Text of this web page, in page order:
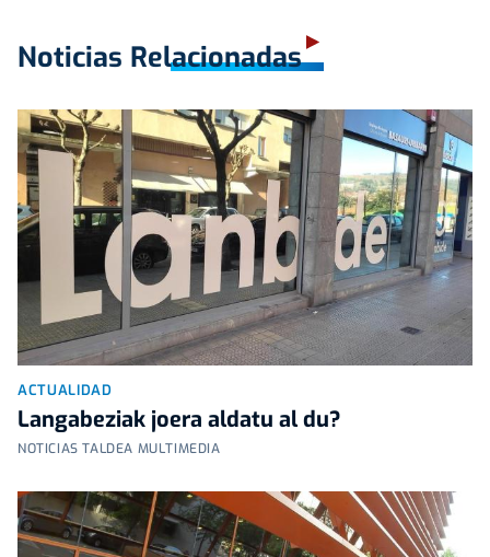
Noticias Relacionadas
ACTUALIDAD
Langabeziak joera aldatu al du?
NOTICIAS TALDEA MULTIMEDIA